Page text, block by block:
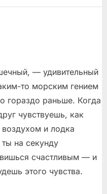
— удивительный
то морским гением
гораздо раньше. Когда
чувствуешь, как
воздухом и лодка
ты на секунду
счастливым — и
этого чувства.